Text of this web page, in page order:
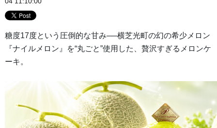
糖度17度という圧倒的な甘み──横芝光町の幻の希少メロン
『ナイルメロン』を“丸ごと”使用した、贅沢すぎるメロンケ
ーキ。